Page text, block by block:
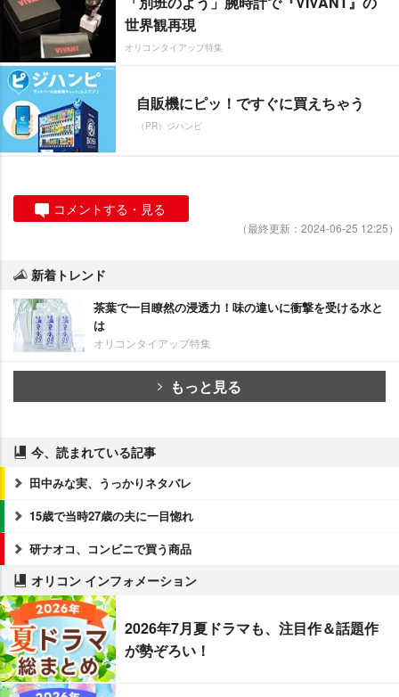
世界観再現
オリコンタイアップ特集
自販機にピッ！ですぐに買えちゃう
（PR）ジハンピ
コメントする・見る
（最終更新：2024-06-25 12:25）
新着トレンド
茶葉で一目瞭然の浸透力！味の違いに衝撃を受ける水と
は
オリコンタイアップ特集
もっと見る
今、読まれている記事
田中みな実、うっかりネタバレ
15歳で当時27歳の夫に一目惚れ
研ナオコ、コンビニで買う商品
オリコン インフォメーション
2026年7月夏ドラマも、注目作＆話題作
が勢ぞろい！